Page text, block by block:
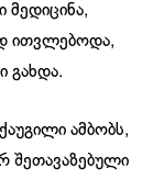
მედიცინა,
ითვლებოდა,
გახდა.
ამბობს,
შეთავაზებული